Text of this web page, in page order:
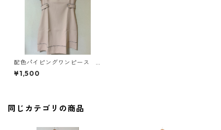
配色パイピングワンピース
ナース ＬＬ ベージュ KA
E-3825
¥1,500
同じカテゴリの商品